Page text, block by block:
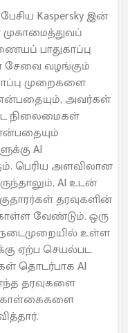
Kaspersky இன்
முகாமைத்துவப்
பாதுகாப்பு
வழங்கும்
முறைகளை
அவர்கள்
நிலைமைகள்
AI
பெரிய அளவிலான
AI உடன்
தரவுகளின்
வேண்டும். ஒரு
நடைமுறையில் உள்ள
ஏற்ப செயல்பட
தொடர்பாக AI
தரவுகளை
கொள்கைகளை